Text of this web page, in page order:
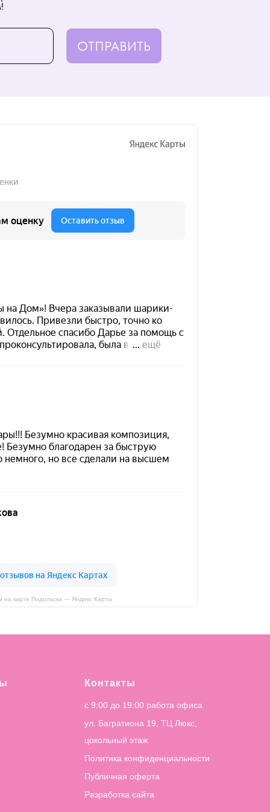
ОТПРАВИТЬ
карте Подольска — Яндекс Карты
Контакты
с 9:00 до 19:00 работа офиса
ул. Багратиона 19, ТЦ Люкс,
цокольный этаж
Политика конфиденциальности
Публичная оферта
Разработка сайта